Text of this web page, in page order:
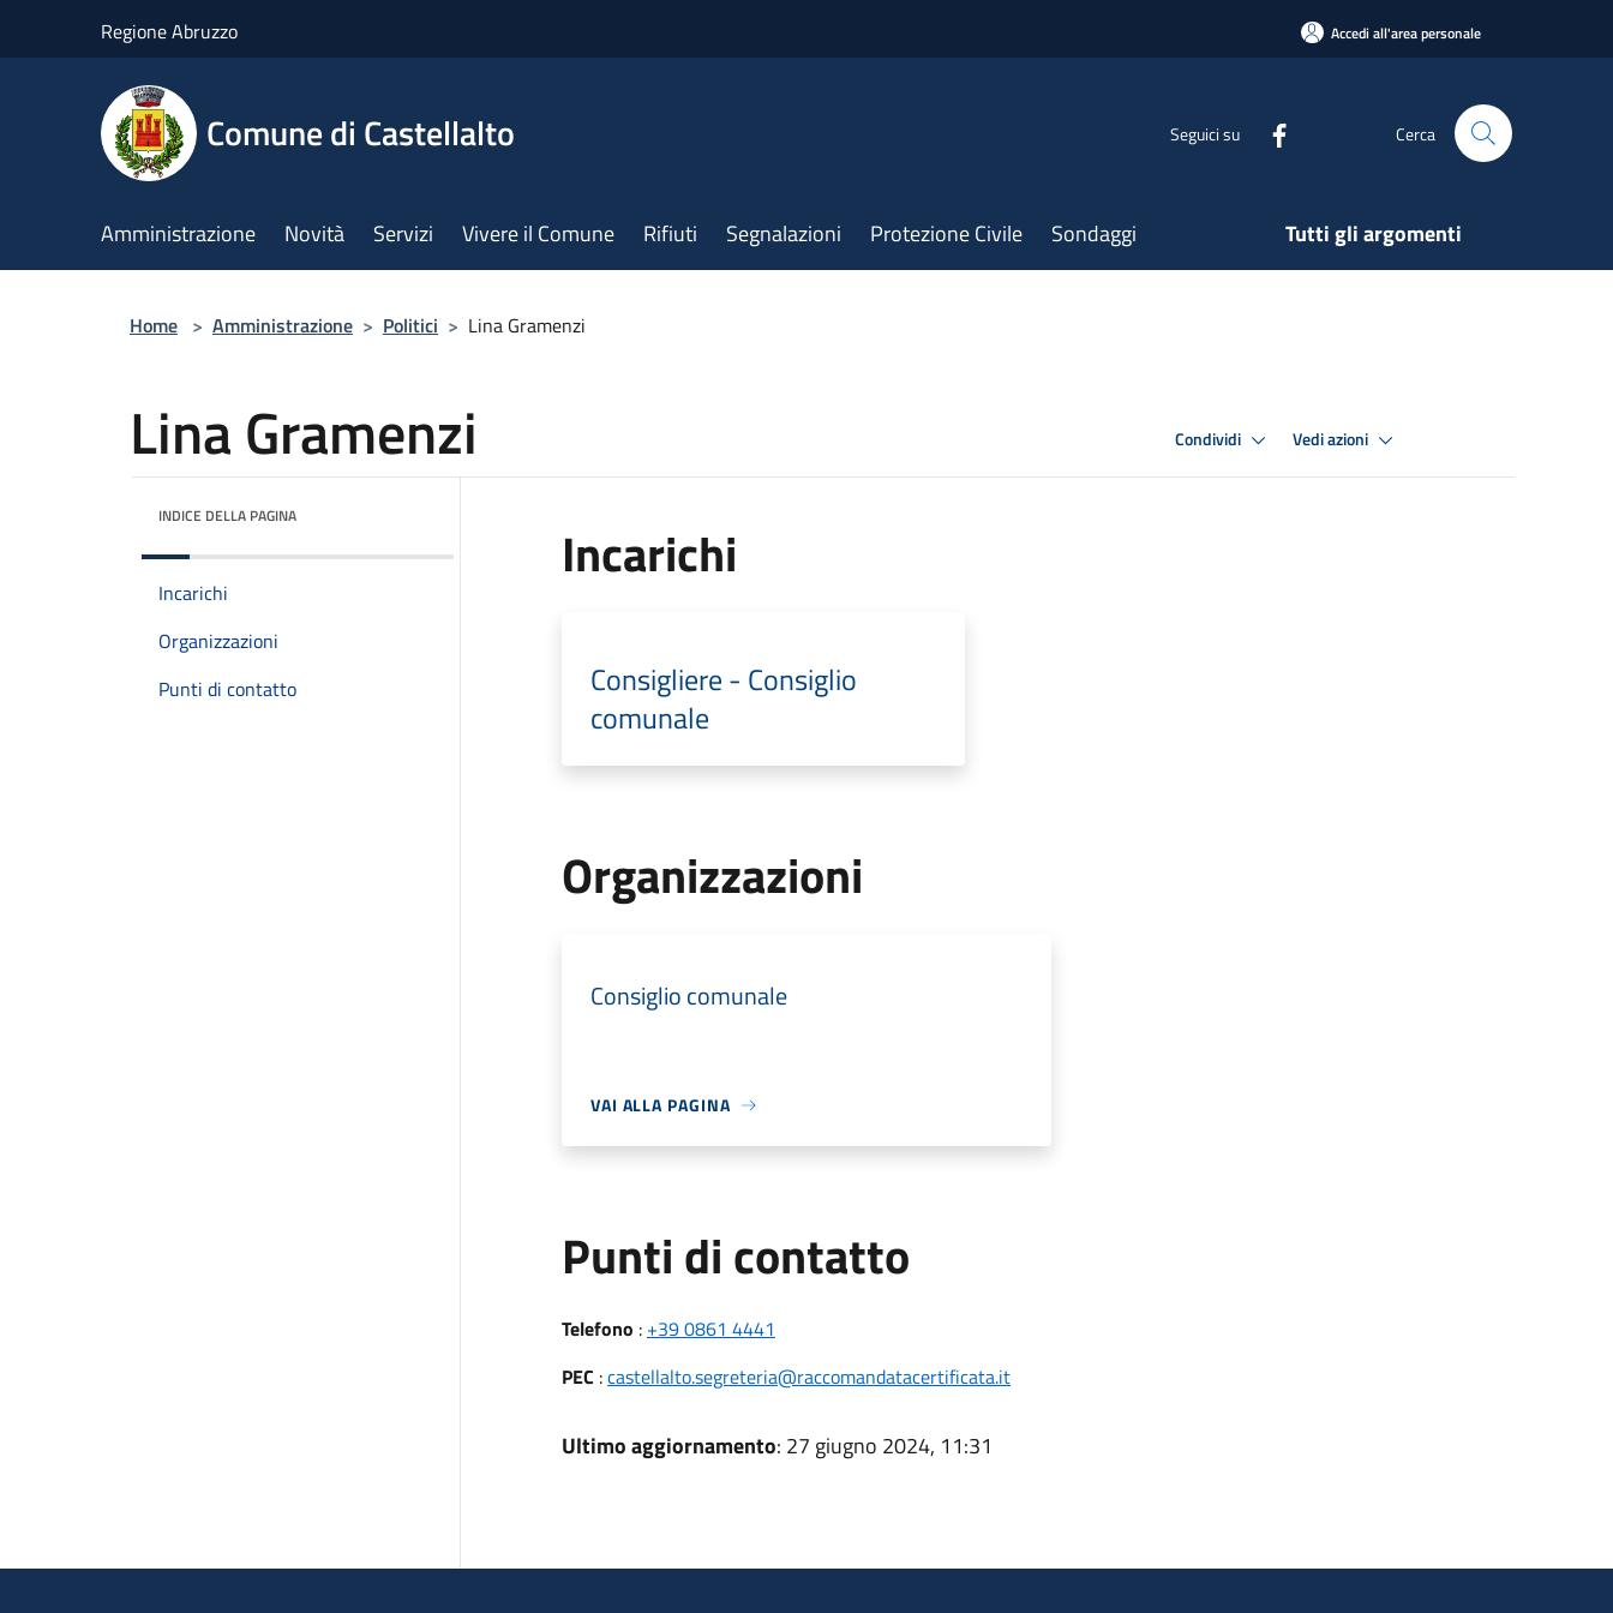
Regione Abruzzo Accedi all'area personale
Comune di Castellalto Seguici su Cerca
Amministrazione Novità Servizi Vivere il Comune Rifiuti Segnalazioni Protezione Civile Sondaggi Tutti gli argomenti
Home > Amministrazione > Politici > Lina Gramenzi
Lina Gramenzi Condividi Vedi azioni
INDICE DELLA PAGINA
Incarichi
Organizzazioni
Punti di contatto
Incarichi
Consigliere - Consiglio
comunale
Organizzazioni
Consiglio comunale
VAI ALLA PAGINA
Punti di contatto
Telefono : +39 0861 4441
PEC :castellalto.segreteria@raccomandatacertificata.it
Ultimo aggiornamento: 27 giugno 2024, 11:31